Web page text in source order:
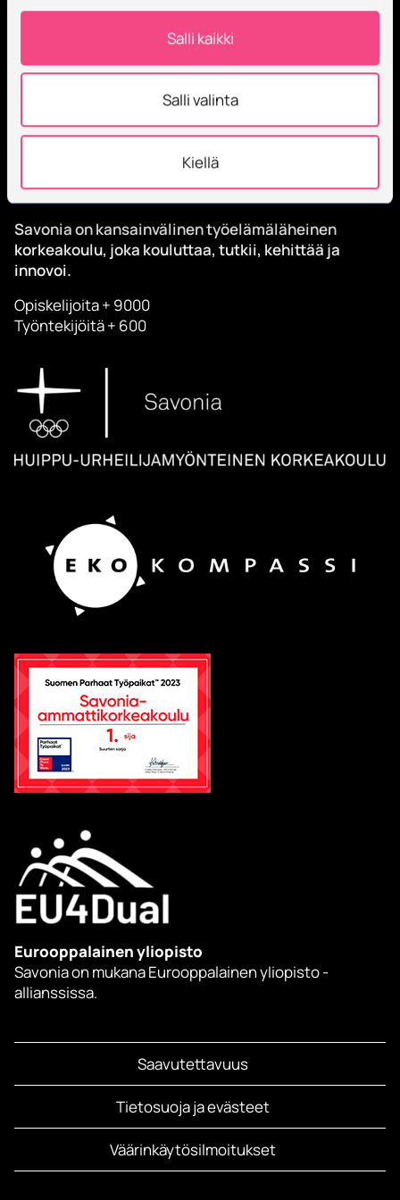
Salli kaikki
Salli valinta
Kiellä
Tilaa Savonian uutiskirje
Savonia on kansainvälinen työelämäläheinen
korkeakoulu, joka kouluttaa, tutkii, kehittää ja
innovoi.
Opiskelijoita + 9000
Työntekijöitä + 600
Eurooppalainen yliopisto
Savonia on mukana Eurooppalainen yliopisto -
allianssissa.
Saavutettavuus
Tietosuoja ja evästeet
Väärinkäytösilmoitukset